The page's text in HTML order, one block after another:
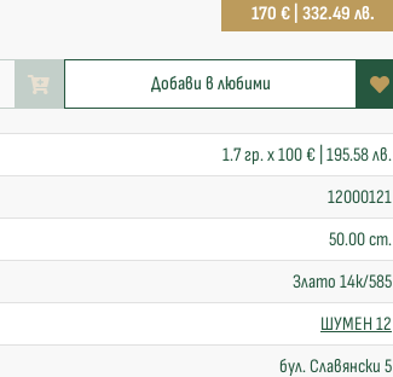
170 € | 332.49 лв.
Добави в любими
1.7 гр. x 100 € | 195.58 лв.
12000121
50.00 cm.
Злато 14к/585
ШУМЕН 12
бул. Славянски 5